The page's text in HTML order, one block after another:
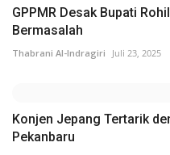
GPPMR Desak Bupati
Bermasalah
Thabrani Al-Indragiri Juli 23, 2025
Konjen Jepang Tertarik
Pekanbaru